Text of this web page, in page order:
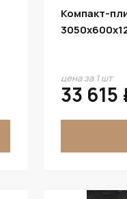
Компакт-
цена за 1 шт
33 615